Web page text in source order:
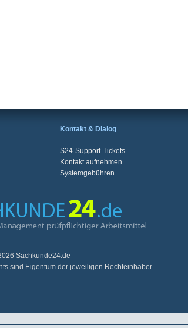
Kontakt & Dialog
S24-Support-Tickets
Kontakt aufnehmen
Systemgebühren
Sachkunde24.de
sind Eigentum der jeweiligen Rechteinhaber.